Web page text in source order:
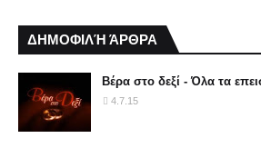
ΔΗΜΟΦΙΛΉ ΆΡΘΡΑ
Βέρα στο δεξί - Όλα τα
4.7.15